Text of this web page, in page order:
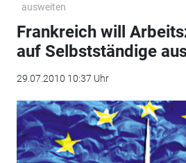
ausweiten
Frankreich will
auf Selbstständige
29.07.2010 10:37 Uhr